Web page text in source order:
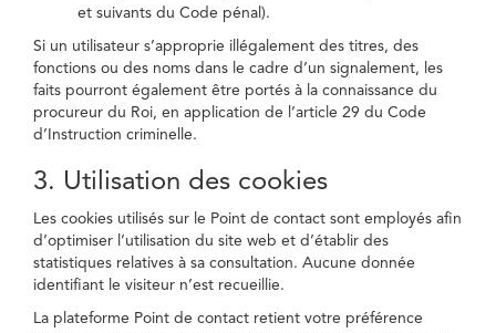
et suivants du Code pénal).
Si un utilisateur s’approprie illégalement des titres, des
fonctions ou des noms dans le cadre d’un signalement, les
faits pourront également être portés à la connaissance du
procureur du Roi, en application de l’article 29 du Code
d’Instruction criminelle.
3. Utilisation des cookies
Les cookies utilisés sur le Point de contact sont employés afin
d’optimiser l’utilisation du site web et d’établir des
statistiques relatives à sa consultation. Aucune donnée
identifiant le visiteur n’est recueillie.
La plateforme Point de contact retient votre préférence